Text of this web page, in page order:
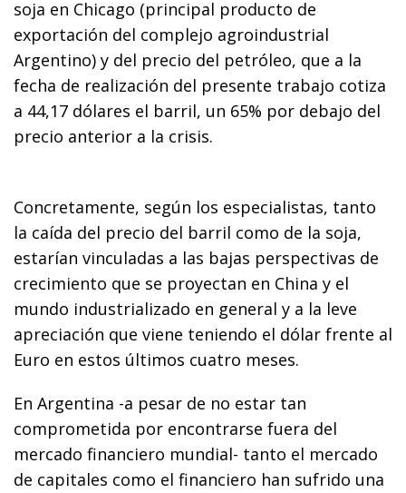
soja en Chicago (principal producto de
exportación del complejo agroindustrial
Argentino) y del precio del petróleo, que a la
fecha de realización del presente trabajo cotiza
a 44,17 dólares el barril, un 65% por debajo del
precio anterior a la crisis.
Concretamente, según los especialistas, tanto
la caída del precio del barril como de la soja,
estarían vinculadas a las bajas perspectivas de
crecimiento que se proyectan en China y el
mundo industrializado en general y a la leve
apreciación que viene teniendo el dólar frente al
Euro en estos últimos cuatro meses.
En Argentina -a pesar de no estar tan
comprometida por encontrarse fuera del
mercado financiero mundial- tanto el mercado
de capitales como el financiero han sufrido una